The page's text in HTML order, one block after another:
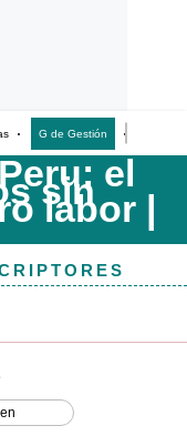
G de Gestión